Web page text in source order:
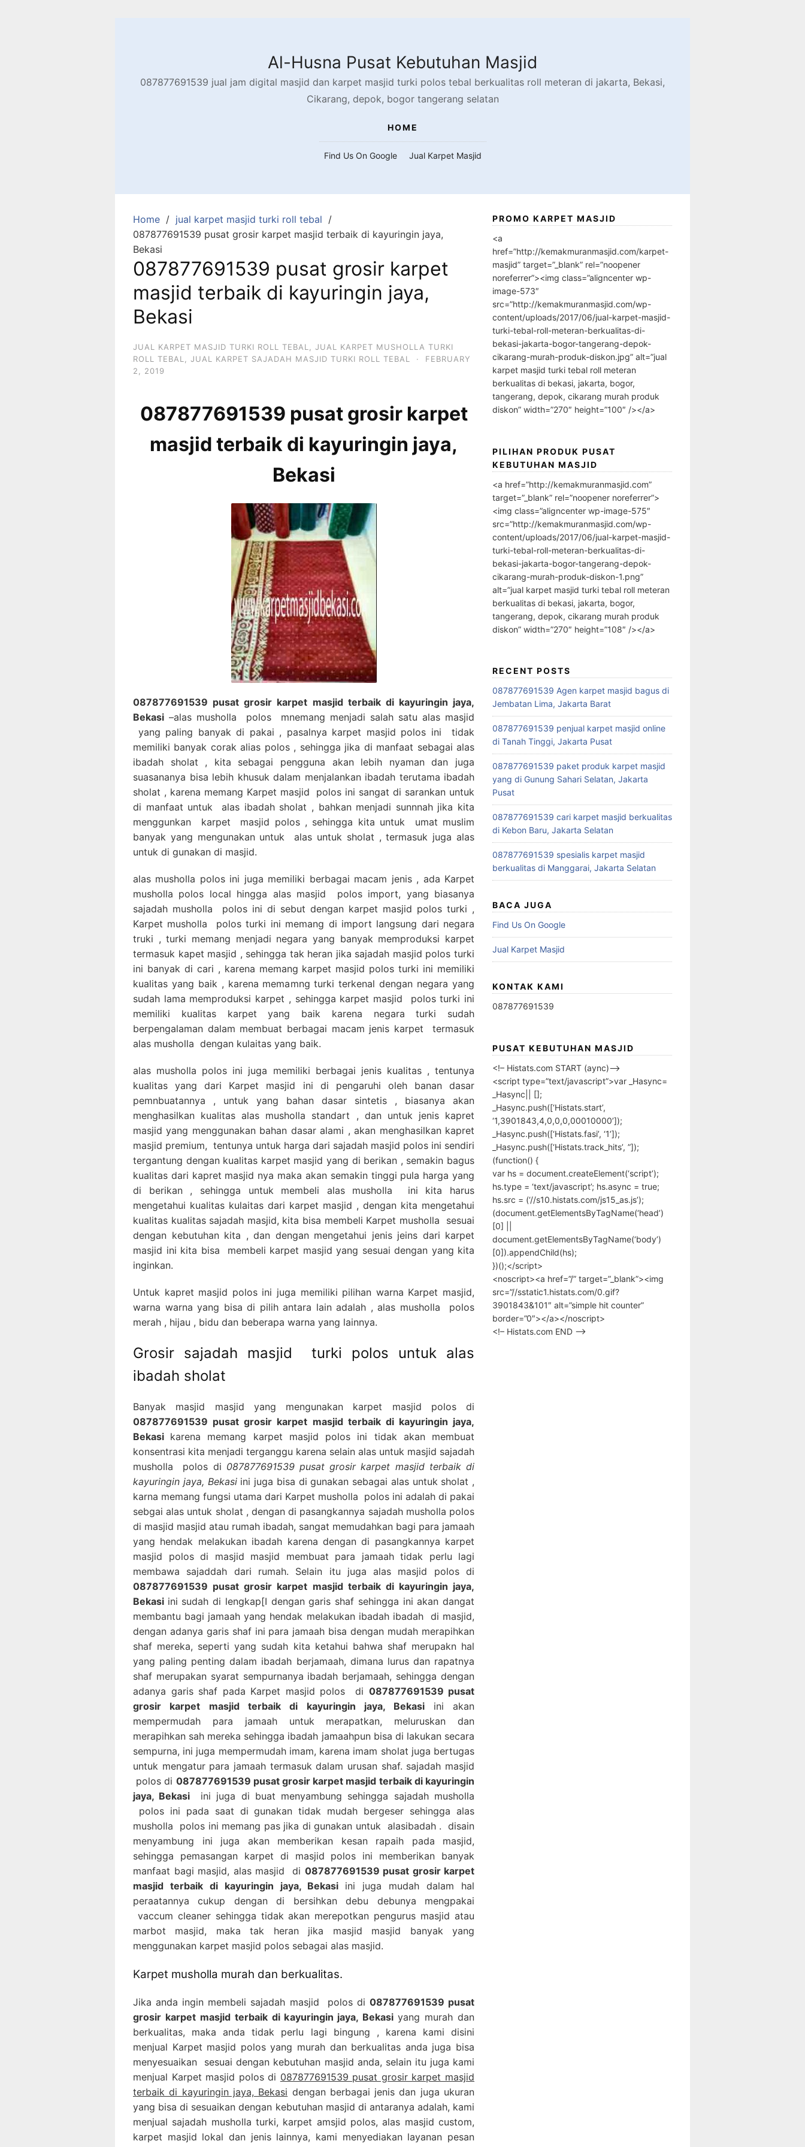
Al-Husna Pusat Kebutuhan Masjid
087877691539 jual jam digital masjid dan karpet masjid turki polos tebal berkualitas roll meteran di jakarta, Bekasi,
Cikarang, depok, bogor tangerang selatan
HOME
Find Us On Google Jual Karpet Masjid
Home
jual karpet masjid turki roll tebal
087877691539 pusat grosir karpet masjid terbaik di kayuringin jaya,
Bekasi
087877691539 pusat grosir karpet
masjid terbaik di kayuringin jaya,
Bekasi
JUAL KARPET MASJID TURKI ROLL TEBAL
JUAL KARPET MUSHOLLA TURKI
ROLL TEBAL
JUAL KARPET SAJADAH MASJID TURKI ROLL TEBAL ·
FEBRUARY
2, 2019
087877691539 pusat grosir karpet
masjid terbaik di kayuringin jaya,
Bekasi
087877691539 pusat grosir karpet masjid terbaik di kayuringin jaya,
Bekasi –alas musholla polos mnemang menjadi salah satu alas masjid
yang paling banyak di pakai , pasalnya karpet masjid polos ini tidak
memiliki banyak corak alias polos , sehingga jika di manfaat sebagai alas
ibadah sholat , kita sebagai pengguna akan lebih nyaman dan juga
suasananya bisa lebih khusuk dalam menjalankan ibadah terutama ibadah
sholat , karena memang Karpet masjid polos ini sangat di sarankan untuk
di manfaat untuk alas ibadah sholat , bahkan menjadi sunnnah jika kita
menggunkan karpet masjid polos , sehingga kita untuk umat muslim
banyak yang mengunakan untuk alas untuk sholat , termasuk juga alas
untuk di gunakan di masjid.
alas musholla polos ini juga memiliki berbagai macam jenis , ada Karpet
musholla polos local hingga alas masjid polos import, yang biasanya
sajadah musholla polos ini di sebut dengan karpet masjid polos turki ,
Karpet musholla polos turki ini memang di import langsung dari negara
truki , turki memang menjadi negara yang banyak memproduksi karpet
termasuk kapet masjid , sehingga tak heran jika sajadah masjid polos turki
ini banyak di cari , karena memang karpet masjid polos turki ini memiliki
kualitas yang baik , karena memamng turki terkenal dengan negara yang
sudah lama memproduksi karpet , sehingga karpet masjid polos turki ini
memiliki kualitas karpet yang baik karena negara turki sudah
berpengalaman dalam membuat berbagai macam jenis karpet termasuk
alas musholla dengan kulaitas yang baik.
alas musholla polos ini juga memiliki berbagai jenis kualitas , tentunya
kualitas yang dari Karpet masjid ini di pengaruhi oleh banan dasar
pemnbuatannya , untuk yang bahan dasar sintetis , biasanya akan
menghasilkan kualitas alas musholla standart , dan untuk jenis kapret
masjid yang menggunakan bahan dasar alami , akan menghasilkan kapret
masjid premium, tentunya untuk harga dari sajadah masjid polos ini sendiri
tergantung dengan kualitas karpet masjid yang di berikan , semakin bagus
kualitas dari kapret masjid nya maka akan semakin tinggi pula harga yang
di berikan , sehingga untuk membeli alas musholla ini kita harus
mengetahui kualitas kulaitas dari karpet masjid , dengan kita mengetahui
kualitas kualitas sajadah masjid, kita bisa membeli Karpet musholla sesuai
dengan kebutuhan kita , dan dengan mengetahui jenis jeins dari karpet
masjid ini kita bisa membeli karpet masjid yang sesuai dengan yang kita
inginkan.
Untuk kapret masjid polos ini juga memiliki pilihan warna Karpet masjid,
warna warna yang bisa di pilih antara lain adalah , alas musholla polos
merah , hijau , bidu dan beberapa warna yang lainnya.
Grosir sajadah masjid turki polos untuk alas
ibadah sholat
Banyak masjid masjid yang mengunakan karpet masjid polos di
087877691539 pusat grosir karpet masjid terbaik di kayuringin jaya,
Bekasi karena memang karpet masjid polos ini tidak akan membuat
konsentrasi kita menjadi terganggu karena selain alas untuk masjid sajadah
musholla polos di 087877691539 pusat grosir karpet masjid terbaik di
kayuringin jaya, Bekasiini juga bisa di gunakan sebagai alas untuk sholat ,
karna memang fungsi utama dari Karpet musholla polos ini adalah di pakai
sebgai alas untuk sholat , dengan di pasangkannya sajadah musholla polos
di masjid masjid atau rumah ibadah, sangat memudahkan bagi para jamaah
yang hendak melakukan ibadah karena dengan di pasangkannya karpet
masjid polos di masjid masjid membuat para jamaah tidak perlu lagi
membawa sajaddah dari rumah. Selain itu juga alas masjid polos di
087877691539 pusat grosir karpet masjid terbaik di kayuringin jaya,
Bekasi ini sudah di lengkap[I dengan garis shaf sehingga ini akan dangat
membantu bagi jamaah yang hendak melakukan ibadah ibadah di masjid,
dengan adanya garis shaf ini para jamaah bisa dengan mudah merapihkan
shaf mereka, seperti yang sudah kita ketahui bahwa shaf merupakn hal
yang paling penting dalam ibadah berjamaah, dimana lurus dan rapatnya
shaf merupakan syarat sempurnanya ibadah berjamaah, sehingga dengan
adanya garis shaf pada Karpet masjid polos di 087877691539 pusat
grosir karpet masjid terbaik di kayuringin jaya, Bekasi ini akan
mempermudah para jamaah untuk merapatkan, meluruskan dan
merapihkan sah mereka sehingga ibadah jamaahpun bisa di lakukan secara
sempurna, ini juga mempermudah imam, karena imam sholat juga bertugas
untuk mengatur para jamaah termasuk dalam urusan shaf. sajadah masjid
polos di 087877691539 pusat grosir karpet masjid terbaik di kayuringin
jaya, Bekasi
ini juga di buat menyambung sehingga sajadah musholla
polos ini pada saat di gunakan tidak mudah bergeser sehingga alas
musholla polos ini memang pas jika di gunakan untuk alasibadah . disain
menyambung ini juga akan memberikan kesan rapaih pada masjid,
sehingga pemasangan karpet di masjid polos ini memberikan banyak
manfaat bagi masjid, alas masjid di 087877691539 pusat grosir karpet
masjid terbaik di kayuringin jaya, Bekasi ini juga mudah dalam hal
peraatannya cukup dengan di bersihkan debu debunya mengpakai
vaccum cleaner sehingga tidak akan merepotkan pengurus masjid atau
marbot masjid, maka tak heran jika masjid masjid banyak yang
menggunakan karpet masjid polos sebagai alas masjid.
Karpet musholla murah dan berkualitas.
Jika anda ingin membeli sajadah masjid polos di 087877691539 pusat
grosir karpet masjid terbaik di kayuringin jaya, Bekasiyang murah dan
berkualitas, maka anda tidak perlu lagi bingung , karena kami disini
menjual Karpet masjid polos yang murah dan berkualitas anda juga bisa
menyesuaikan sesuai dengan kebutuhan masjid anda, selain itu juga kami
menjual Karpet masjid polos di 087877691539 pusat grosir karpet masjid
terbaik di kayuringin jaya, Bekasi dengan berbagai jenis dan juga ukuran
yang bisa di sesuaikan dengan kebutuhan masjid di antaranya adalah, kami
menjual sajadah musholla turki, karpet amsjid polos, alas masjid custom,
karpet masjid lokal dan jenis lainnya, kami menyediakan layanan pesan
PROMO KARPET MASJID
<a
href=”http://kemakmuranmasjid.com/karpet-
masjid” target=”_blank” rel=”noopener
noreferrer”><img class=”aligncenter wp-
image-573″
src=”http://kemakmuranmasjid.com/wp-
content/uploads/2017/06/jual-karpet-masjid-
turki-tebal-roll-meteran-berkualitas-di-
bekasi-jakarta-bogor-tangerang-depok-
cikarang-murah-produk-diskon.jpg” alt=”jual
karpet masjid turki tebal roll meteran
berkualitas di bekasi, jakarta, bogor,
tangerang, depok, cikarang murah produk
diskon” width=”270″ height=”100″ /></a>
PILIHAN PRODUK PUSAT
KEBUTUHAN MASJID
<a href=”http://kemakmuranmasjid.com”
target=”_blank” rel=”noopener noreferrer”>
<img class=”aligncenter wp-image-575″
src=”http://kemakmuranmasjid.com/wp-
content/uploads/2017/06/jual-karpet-masjid-
turki-tebal-roll-meteran-berkualitas-di-
bekasi-jakarta-bogor-tangerang-depok-
cikarang-murah-produk-diskon-1.png”
alt=”jual karpet masjid turki tebal roll meteran
berkualitas di bekasi, jakarta, bogor,
tangerang, depok, cikarang murah produk
diskon” width=”270″ height=”108″ /></a>
RECENT POSTS
087877691539 Agen karpet masjid bagus di
Jembatan Lima, Jakarta Barat
087877691539 penjual karpet masjid online
di Tanah Tinggi, Jakarta Pusat
087877691539 paket produk karpet masjid
yang di Gunung Sahari Selatan, Jakarta
Pusat
087877691539 cari karpet masjid berkualitas
di Kebon Baru, Jakarta Selatan
087877691539 spesialis karpet masjid
berkualitas di Manggarai, Jakarta Selatan
BACA JUGA
Find Us On Google
Jual Karpet Masjid
KONTAK KAMI
087877691539
PUSAT KEBUTUHAN MASJID
<!– Histats.com START (aync)–>
<script type=”text/javascript”>var _Hasync=
_Hasync|| [];
_Hasync.push([‘Histats.start’,
‘1,3901843,4,0,0,0,00010000’]);
_Hasync.push([‘Histats.fasi’, ‘1’]);
_Hasync.push([‘Histats.track_hits’, ”]);
(function() {
var hs = document.createElement(‘script’);
hs.type = ‘text/javascript’; hs.async = true;
hs.src = (‘//s10.histats.com/js15_as.js’);
(document.getElementsByTagName(‘head’)
[0] ||
document.getElementsByTagName(‘body’)
[0]).appendChild(hs);
})();</script>
<noscript><a href=”/” target=”_blank”><img
src=”//sstatic1.histats.com/0.gif?
3901843&101″ alt=”simple hit counter”
border=”0″></a></noscript>
<!– Histats.com END –>